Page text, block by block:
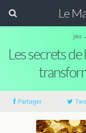
Le
jeu
Les secrets
Partager